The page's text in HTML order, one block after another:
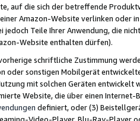
auf die sich der betreffende
Amazon-Website verlinken oder
jedoch Teile Ihrer Anwendung, die
Website enthalten dürfen).
schriftliche Zustimmung
oder sonstigen Mobilgerät
mit solchen Geräten
Website, die über einen
definiert, oder (3)
Video-Player, Blu-Ray-Player